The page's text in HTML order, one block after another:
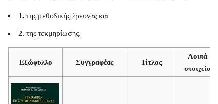
1. της μεθοδικής έρευνας και
2. της τεκμηρίωσης.
Εξώφυλλο Συγγραφέας Τίτλος
Λοιπά
στοιχεία